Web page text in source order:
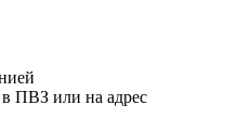
ПВЗ или на адрес